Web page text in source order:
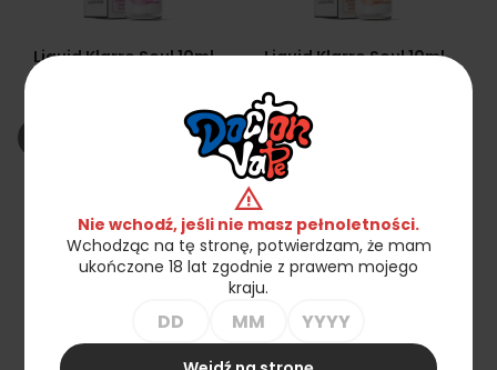
Liquid Klarro Soul 10ml
Liquid Klarro Soul 10ml
shopping_cart_offBrak na stanie
warning
Nie wchodź, jeśli nie masz pełnoletności.
Wchodząc na tę stronę, potwierdzam, że mam
ukończone 18 lat zgodnie z prawem mojego
kraju.